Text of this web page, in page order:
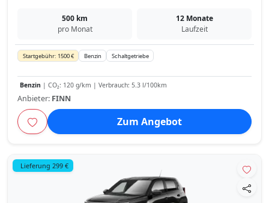
500 km
pro Monat
12 Monate
Laufzeit
Startgebühr: 1500 € Benzin Schaltgetriebe
Benzin | CO₂: 120 g/km | Verbrauch: 5.3 l/100km
Anbieter: FINN
Zum Angebot
Lieferung 299 €